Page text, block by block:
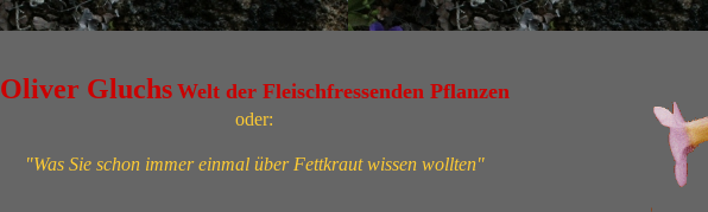
Oliver Gluchs Welt der Fleischfressenden Pflanzen
oder:
"Was Sie schon immer einmal über Fettkraut wissen wollten"